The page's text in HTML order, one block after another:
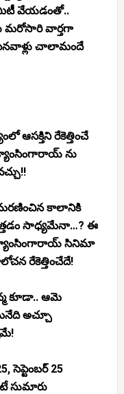
వేయడంతో..
మరోసారి వార్తగా
చాలామందే
ఆసక్తిని రేకెత్తించే
ను
మరణించిన కాలానికి
ఎత్తడం సాధ్యమేనా…? ఈ
శ్యాంసింగారాయ్ సినిమా
రేకెత్తించేదే!
కూడా.. ఆమె
అచ్చూ
సెప్టెంబర్ 25
సుమారు